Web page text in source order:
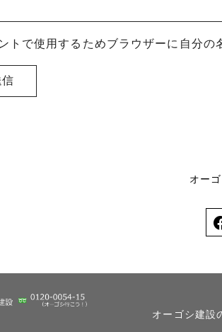
トで使用するためブラウザーに自分
オー
オーゴシ建設